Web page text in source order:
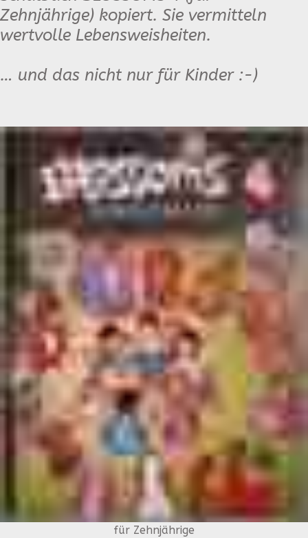
Zehnjährige) kopiert. Sie vermitteln
wertvolle Lebensweisheiten.
… und das nicht nur für Kinder :-)
für Zehnjährige